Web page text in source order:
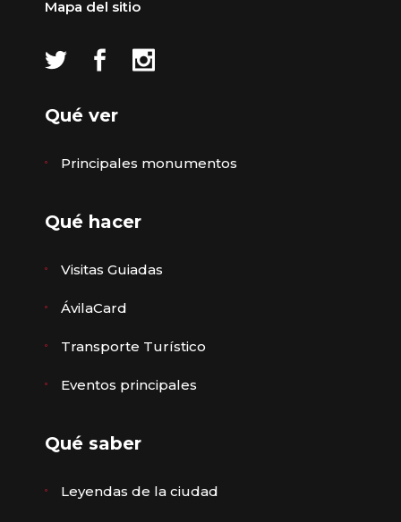
Mapa del sitio
Qué ver
Principales monumentos
Qué hacer
Visitas Guiadas
ÁvilaCard
Transporte Turístico
Eventos principales
Qué saber
Leyendas de la ciudad